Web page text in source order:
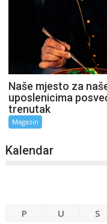
Naše mjesto za
uposlenicima
trenutak
Magazin
Kalendar
P U S